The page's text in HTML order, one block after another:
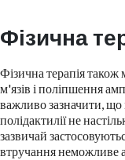
Фізична
Фізична терапія
м'язів і поліпшення
важливо зазначити, що
полідактилії не
зазвичай
втручання неможливе